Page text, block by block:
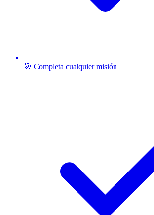
🎯 Completa cualquier misión